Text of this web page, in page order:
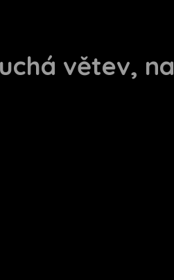
větev, na